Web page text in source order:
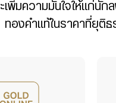
เพิ่มความมั่นใจให้แก่นัก
ทองคำแท้ในราคาที่ยุติธ